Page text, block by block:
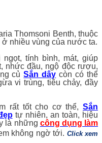
Thomsoni Benth, thuộc
nhiều vùng của nước ta.
ngọt, tính bình, mát, giúp
nhức đầu, ngộ độc rượu,
củSắn dây còn có thể
vi trùng, tiêu chảy, đầy
rất tốt cho cơ thể, Sắn
tự nhiên, an toàn, hiệu
là những công dụng làm
không ngờ tới. Click xem